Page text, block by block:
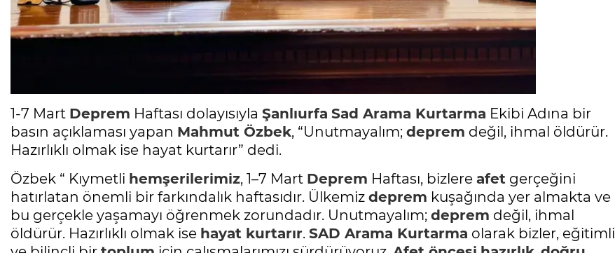
1-7 Mart Deprem Haftası dolayısıyla Şanlıurfa Sad Arama Kurtarma Ekibi Adına bir
basın açıklaması yapan Mahmut Özbek, “Unutmayalım; deprem değil, ihmal öldürür.
Hazırlıklı olmak ise hayat kurtarır” dedi.
Özbek “ Kıymetli hemşerilerimiz, 1–7 Mart Deprem Haftası, bizlere afet gerçeğini
hatırlatan önemli bir farkındalık haftasıdır. Ülkemiz deprem kuşağında yer almakta ve
bu gerçekle yaşamayı öğrenmek zorundadır. Unutmayalım; deprem değil, ihmal
öldürür. Hazırlıklı olmak ise hayat kurtarır. SAD Arama Kurtarma olarak bizler, eğitimli